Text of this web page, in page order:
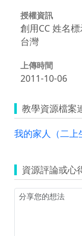
授權資訊
創用CC 姓名
台灣
上傳時間
2011-10-06
教學資源檔案
我的家人（二上
資源評論或心